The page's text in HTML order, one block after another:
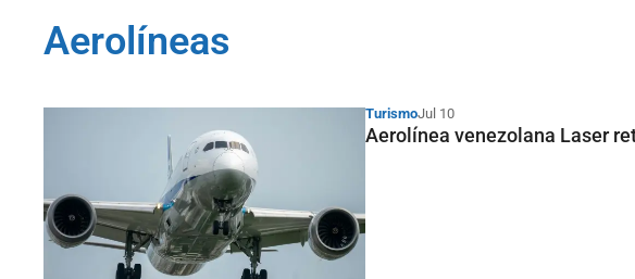
Aerolíneas
TurismoJul 10
Aerolínea venezolana Laser